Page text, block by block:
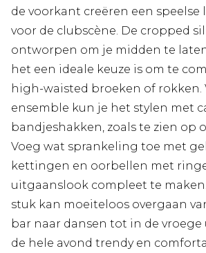
de voorkant creëren een speelse
voor de clubscène. De cropped
ontworpen om je midden te
het een ideale keuze is om te
high-waisted broeken of rokken.
ensemble kun je het stylen met
bandjeshakken, zoals te zien op
Voeg wat sprankeling toe met
kettingen en oorbellen met
uitgaanslook compleet te
stuk kan moeiteloos overgaan
bar naar dansen tot in de vroege
de hele avond trendy en